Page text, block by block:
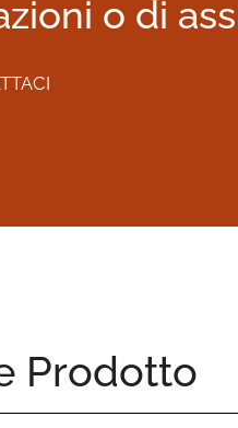
o di
Prodotto